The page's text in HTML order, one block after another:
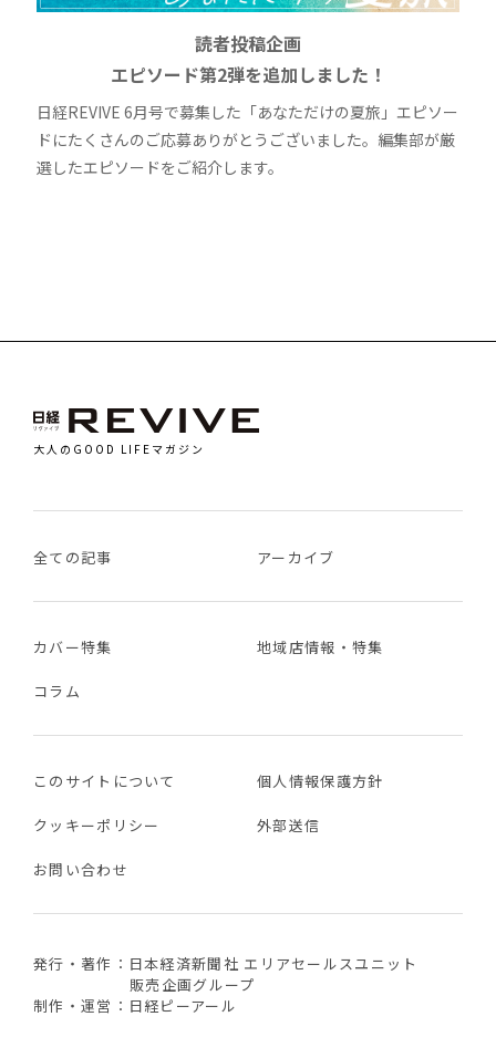
読者投稿企画
エピソード第2弾を追加しました！
日経REVIVE 6月号で募集した「あなただけの夏旅」エピソー
ドにたくさんのご応募ありがとうございました。編集部が厳
選したエピソードをご紹介します。
大人のGOOD LIFEマガジン
全ての記事 アーカイブ
カバー特集 地域店情報・特集
コラム
このサイトについて 個人情報保護方針
クッキーポリシー 外部送信
お問い合わせ
発行・著作：日本経済新聞社 エリアセールスユニット
販売企画グループ
制作・運営：日経ピーアール